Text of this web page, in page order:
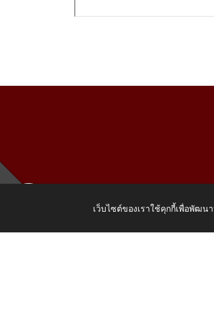
เว็บไซต์ของเราใช้คุกกี้เพื่อพัฒ